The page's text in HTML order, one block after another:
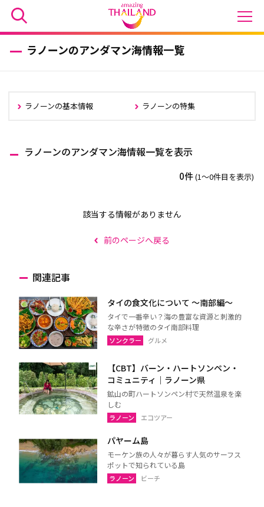
ラノーンのアンダマン海情報一覧
ラノーンの基本情報 ラノーンの特集
ラノーンのアンダマン海情報一覧を表示
0件(1〜0件目を表示)
該当する情報がありません
前のページへ戻る
関連記事
タイの食文化について 〜南部編〜
タイで一番辛い？海の豊富な資源と刺激的
な辛さが特徴のタイ南部料理
ソンクラー グルメ
【CBT】バーン・ハートソンペン・
コミュニティ｜ラノーン県
鉱山の町ハートソンペン村で天然温泉を楽
しむ
ラノーン エコツアー
パヤーム島
モーケン族の人々が暮らす人気のサーフス
ポットで知られている島
ラノーン ビーチ